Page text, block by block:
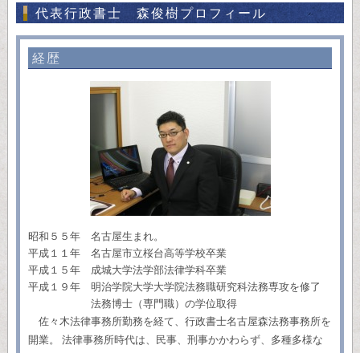
代表行政書士 森俊樹プロフィール
経歴
昭和５５年 名古屋生まれ。
平成１１年 名古屋市立桜台高等学校卒業
平成１５年 成城大学法学部法律学科卒業
平成１９年 明治学院大学大学院法務職研究科法務専攻を修了
法務博士（専門職）の学位取得
佐々木法律事務所勤務を経て、行政書士名古屋森法務事務所を
開業。 法律事務所時代は、民事、刑事かかわらず、多種多様な